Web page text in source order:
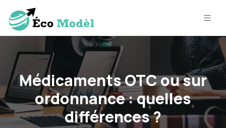
Médicaments OTC ou sur
ordonnance : quelles
différences ?